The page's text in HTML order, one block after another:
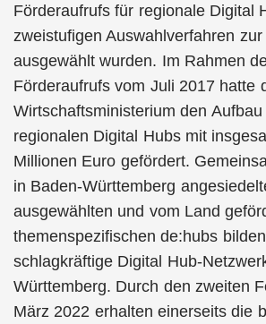
Förderaufrufs für regionale Digital
zweistufigen Auswahlverfahren
ausgewählt wurden. Im Rahmen
Förderaufrufs vom Juli 2017 hatte
Wirtschaftsministerium den
regionalen Digital Hubs mit
Millionen Euro gefördert.
in Baden-Württemberg
ausgewählten und vom Land
themenspezifischen de:hubs
schlagkräftige Digital Hub-
Württemberg. Durch den zweiten
März 2022 erhalten einerseits die